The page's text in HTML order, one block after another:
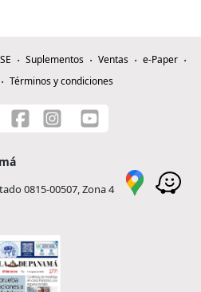
Suplementos Ventas
e-Paper
Términos y condiciones
0815-00507, Zona 4